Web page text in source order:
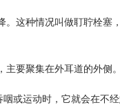
这种情况叫做耵聍栓塞
要聚集在外耳道的外侧。
或运动时，它就会在不经